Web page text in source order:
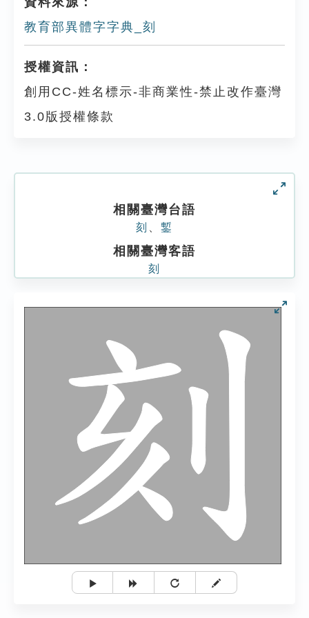
教育部異體字字典_刻
授權資訊：
創用CC-姓名標示-非商業性-禁止改作臺灣
3.0版授權條款
相關臺灣台語
刻 鏨
相關臺灣客語
刻